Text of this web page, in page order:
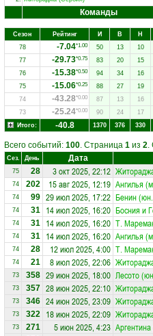
Команды
Сезон Рейтинг И В Н
78
-7.04*1.00 50 13 10
77
-29.73*0.75 83 20 15
76
-15.38*0.50 94 34 16
75
-15.06*0.25 88 27 19
74
-43.28*0.00 87 13 16
73
-25.24*0.00 90 24 17
Итого:
-40.8 1370 376 330
Всего событий: 100. Страница 1 из 2.
Сез. День Дата
75 28 3 окт 2025, 22:12
74 202 15 авг 2025, 12:19 Ангилья
74 99 29 июл 2025, 17:22 Бенин
74 31 14 июл 2025, 16:20 Босния и
74 31 14 июл 2025, 16:20 Т.
74 31 14 июл 2025, 16:20 Ангилья
74 28 12 июл 2025, 4:00 Т.
74 21 8 июл 2025, 22:06
73 358 29 июн 2025, 18:00 Лесото
73 357 28 июн 2025, 22:10
73 346 24 июн 2025, 23:09
73 322 18 июн 2025, 22:09
73 271 5 июн 2025, 4:23